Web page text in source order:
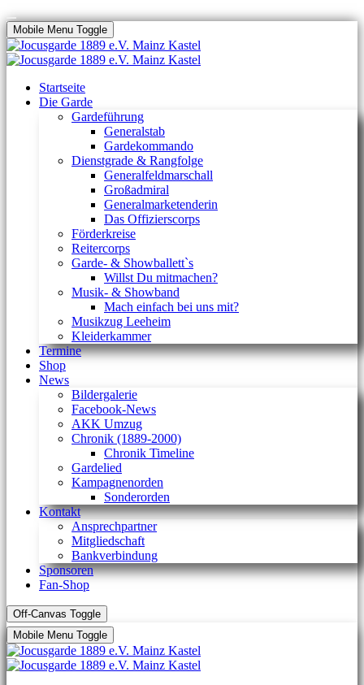
Mobile Menu Toggle
Startseite
Die Garde
Gardeführung
Generalstab
Gardekommando
Dienstgrade & Rangfolge
Generalfeldmarschall
Großadmiral
Generalmarketenderin
Das Offizierscorps
Förderkreise
Reitercorps
Garde- & Showballett`s
Willst Du mitmachen?
Musik- & Showband
Mach einfach bei uns mit?
Musikzug Leeheim
Kleiderkammer
Termine
Shop
News
Bildergalerie
Facebook-News
AKK Umzug
Chronik (1889-2000)
Chronik Timeline
Gardelied
Kampagnenorden
Sonderorden
Kontakt
Ansprechpartner
Mitgliedschaft
Bankverbindung
Sponsoren
Fan-Shop
Off-Canvas Toggle
Mobile Menu Toggle